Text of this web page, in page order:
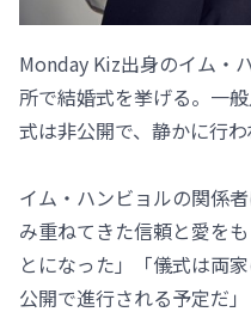
Monday Kiz出身のイム・
所で結婚式を挙げる。一
式は非公開で、静かに行わ
イム・ハンビョルの関係
み重ねてきた信頼と愛を
とになった」「儀式は両
公開で進行される予定だ」